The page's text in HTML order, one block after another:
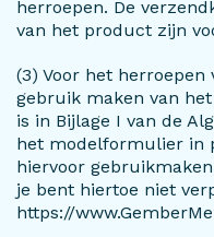
herroepen. De
van het product zijn
(3) Voor het herroepen
gebruik maken van
is in Bijlage I van de
het modelformulier in
hiervoor
je bent hiertoe niet
https://